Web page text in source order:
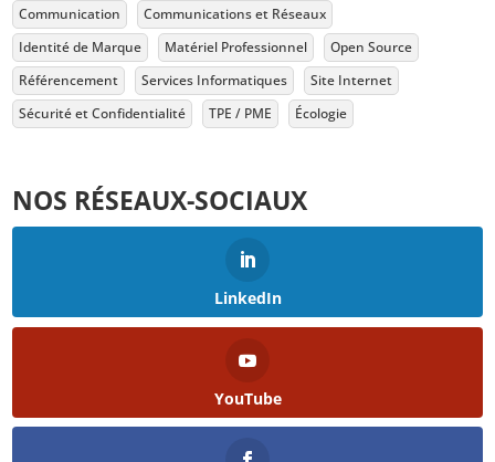
Communication
Communications et Réseaux
Identité de Marque
Matériel Professionnel
Open Source
Référencement
Services Informatiques
Site Internet
Sécurité et Confidentialité
TPE / PME Écologie
NOS RÉSEAUX-SOCIAUX
LinkedIn
YouTube